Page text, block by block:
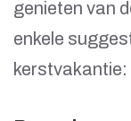
genieten van
enkele
kerstvakantie: